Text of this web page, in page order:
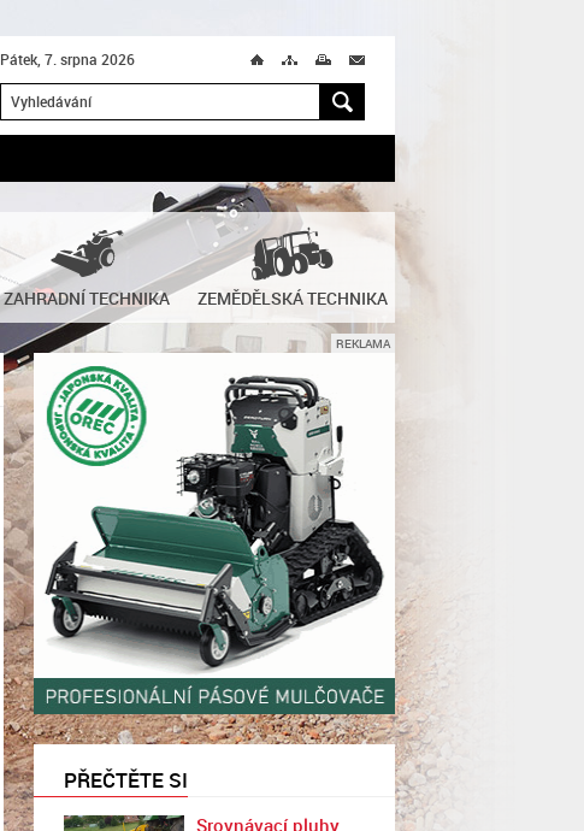
Pátek, 7. srpna 2026 Ú M T M
H
ZAHRADNÍ TECHNIKA ZEMĚDĚLSKÁ TECHNIKA
REKLAMA
PŘEČTĚTE SI
Srovnávací pluhy